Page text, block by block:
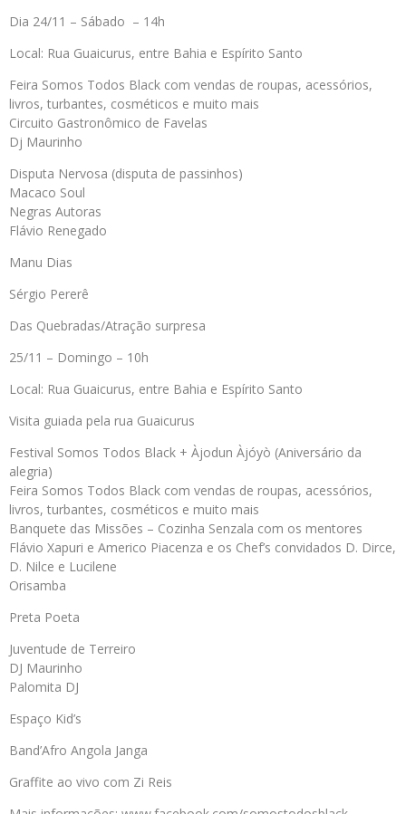
Dia 24/11 – Sábado – 14h
Local: Rua Guaicurus, entre Bahia e Espírito Santo
Feira Somos Todos Black com vendas de roupas, acessórios,
livros, turbantes, cosméticos e muito mais
Circuito Gastronômico de Favelas
Dj Maurinho
Disputa Nervosa (disputa de passinhos)
Macaco Soul
Negras Autoras
Flávio Renegado
Manu Dias
Sérgio Pererê
Das Quebradas/Atração surpresa
25/11 – Domingo – 10h
Local: Rua Guaicurus, entre Bahia e Espírito Santo
Visita guiada pela rua Guaicurus
Festival Somos Todos Black + Àjodun Àjóyò (Aniversário da
alegria)
Feira Somos Todos Black com vendas de roupas, acessórios,
livros, turbantes, cosméticos e muito mais
Banquete das Missões – Cozinha Senzala com os mentores
Flávio Xapuri e Americo Piacenza e os Chef’s convidados D. Dirce,
D. Nilce e Lucilene
Orisamba
Preta Poeta
Juventude de Terreiro
DJ Maurinho
Palomita DJ
Espaço Kid’s
Band’Afro Angola Janga
Graffite ao vivo com Zi Reis